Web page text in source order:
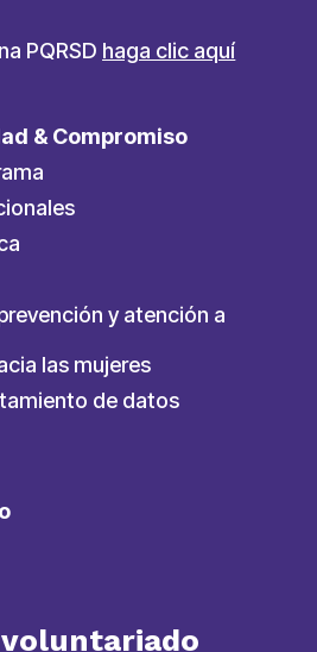
PQRSD haga clic aquí
& Compromiso
y atención a
las mujeres
de datos